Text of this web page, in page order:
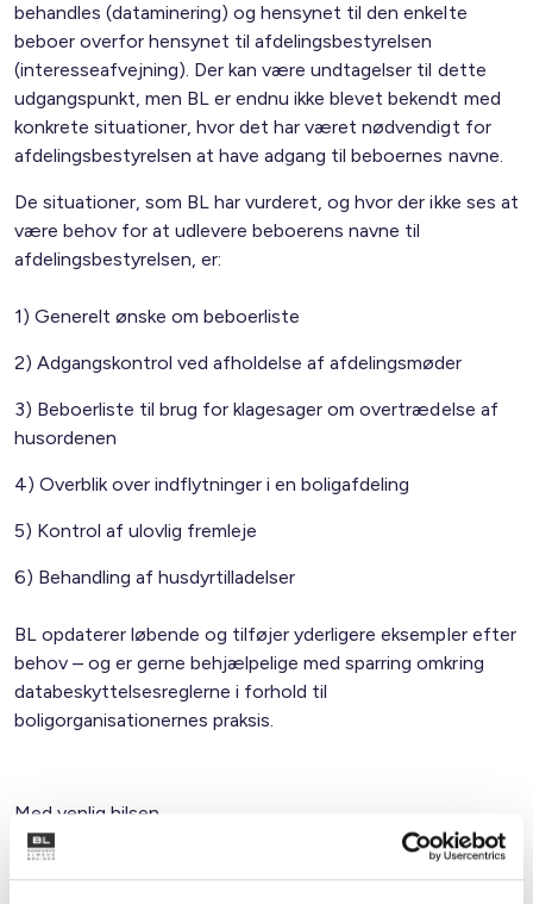
behandles (dataminering) og hensynet til den enkelte
beboer overfor hensynet til afdelingsbestyrelsen
(interesseafvejning). Der kan være undtagelser til dette
udgangspunkt, men BL er endnu ikke blevet bekendt med
konkrete situationer, hvor det har været nødvendigt for
afdelingsbestyrelsen at have adgang til beboernes navne.
De situationer, som BL har vurderet, og hvor der ikke ses at
være behov for at udlevere beboerens navne til
afdelingsbestyrelsen, er:
1) Generelt ønske om beboerliste
2) Adgangskontrol ved afholdelse af afdelingsmøder
3) Beboerliste til brug for klagesager om overtrædelse af
husordenen
4) Overblik over indflytninger i en boligafdeling
5) Kontrol af ulovlig fremleje
6) Behandling af husdyrtilladelser
BL opdaterer løbende og tilføjer yderligere eksempler efter
behov – og er gerne behjælpelige med sparring omkring
databeskyttelsesreglerne i forhold til
boligorganisationernes praksis.
Med venlig hilsen
Bent Madsen / Sanne Steen Petersen